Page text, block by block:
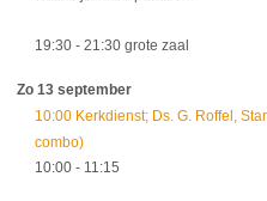
19:30 - 21:30 grote zaal
Zo 13 september
10:00 Kerkdienst; Ds. G. Roffel,
combo)
10:00 - 11:15